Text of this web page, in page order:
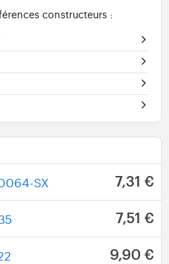
constructeurs :
SX 7,31 €
7,51 €
9,90 €